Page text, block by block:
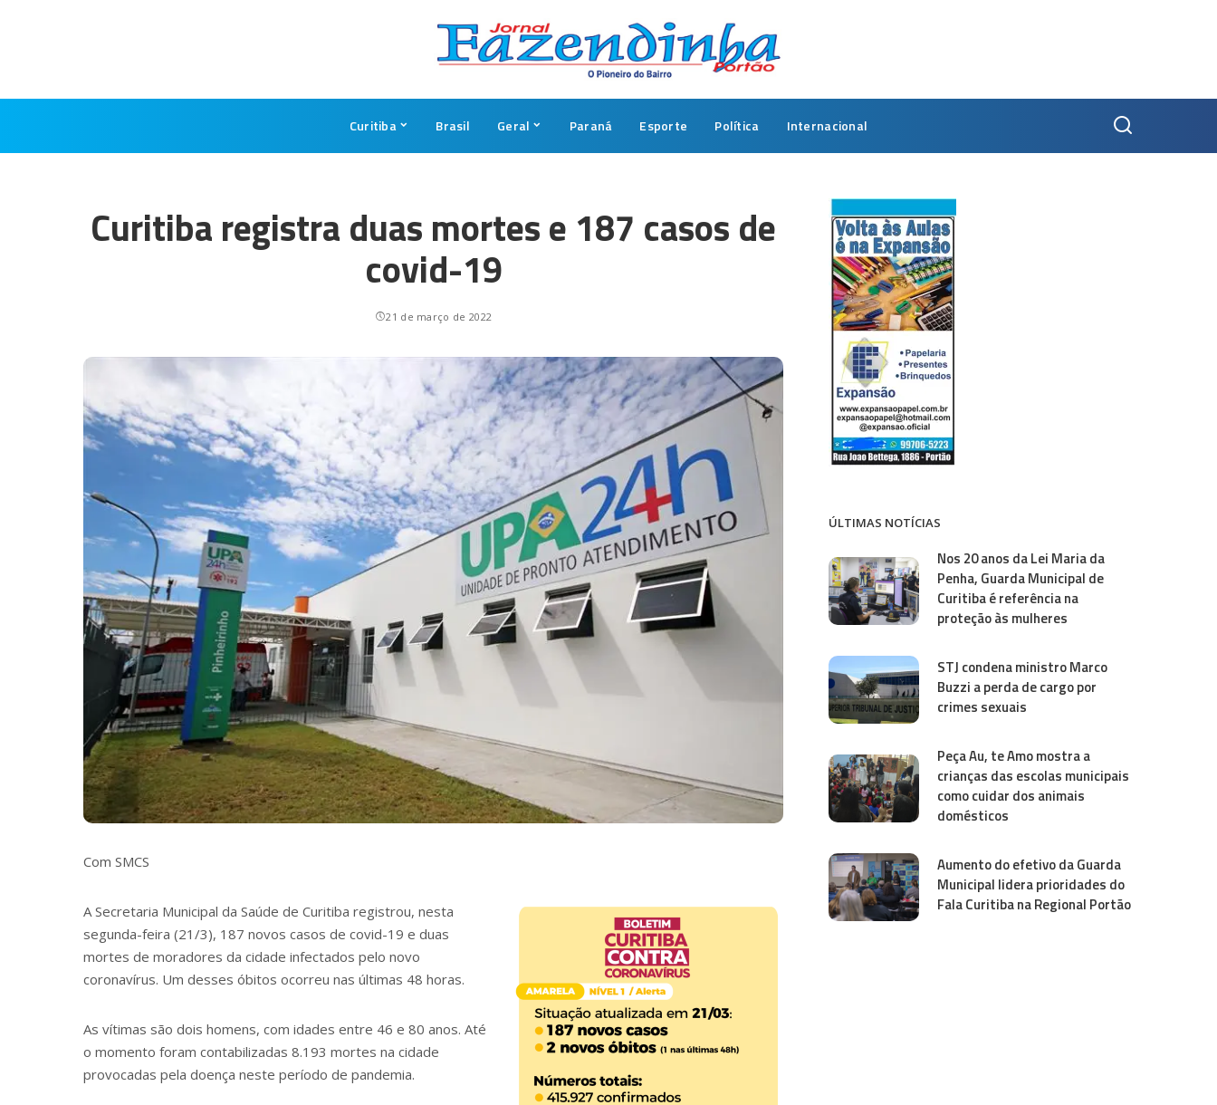
Curitiba Brasil Geral Paraná Esporte Política Internacional
Curitiba registra duas mortes e 187 casos de
covid-19
21 de março de 2022
Com SMCS
A Secretaria Municipal da Saúde de Curitiba registrou, nesta
segunda-feira (21/3), 187 novos casos de covid-19 e duas
mortes de moradores da cidade infectados pelo novo
coronavírus. Um desses óbitos ocorreu nas últimas 48 horas.
As vítimas são dois homens, com idades entre 46 e 80 anos. Até
o momento foram contabilizadas 8.193 mortes na cidade
provocadas pela doença neste período de pandemia.
ÚLTIMAS NOTÍCIAS
Nos 20 anos da Lei Maria da
Penha, Guarda Municipal de
Curitiba é referência na
proteção às mulheres
STJ condena ministro Marco
Buzzi a perda de cargo por
crimes sexuais
Peça Au, te Amo mostra a
crianças das escolas municipais
como cuidar dos animais
domésticos
Aumento do efetivo da Guarda
Municipal lidera prioridades do
Fala Curitiba na Regional Portão